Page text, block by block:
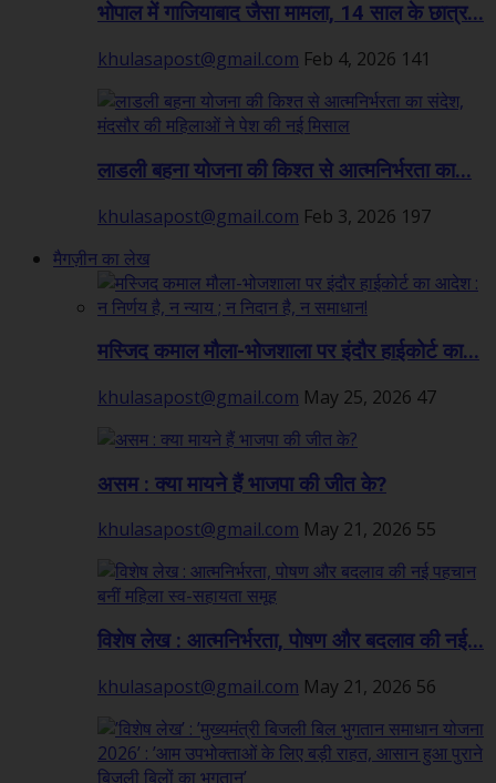
भोपाल में गाजियाबाद जैसा मामला, 14 साल के छात्र...
khulasapost@gmail.com Feb 4, 2026 141
लाडली बहना योजना की किश्त से आत्मनिर्भरता का...
khulasapost@gmail.com Feb 3, 2026 197
मैगज़ीन का लेख
मस्जिद कमाल मौला-भोजशाला पर इंदौर हाईकोर्ट का...
khulasapost@gmail.com May 25, 2026 47
असम : क्या मायने हैं भाजपा की जीत के?
khulasapost@gmail.com May 21, 2026 55
विशेष लेख : आत्मनिर्भरता, पोषण और बदलाव की नई...
khulasapost@gmail.com May 21, 2026 56